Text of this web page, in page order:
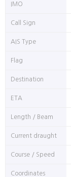
IMO
Call Sign
AIS Type
Flag
Destination
ETA
Length / Beam
Current draught
Course / Speed
Coordinates